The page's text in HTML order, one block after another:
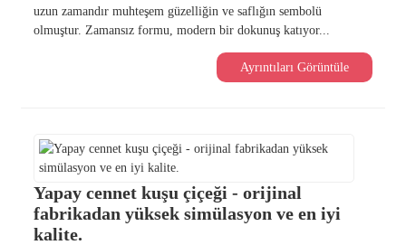
uzun zamandır muhteşem güzelliğin ve saflığın sembolü
olmuştur. Zamansız formu, modern bir dokunuş katıyor...
Ayrıntıları Görüntüle
Yapay cennet kuşu çiçeği - orijinal
fabrikadan yüksek simülasyon ve en iyi
kalite.